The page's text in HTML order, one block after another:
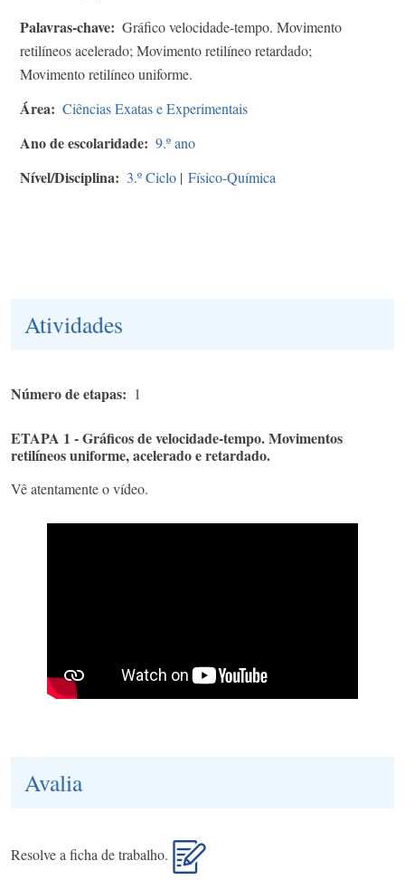
Palavras-chave
Gráfico velocidade-tempo. Movimento
retilíneos acelerado; Movimento retilíneo retardado;
Movimento retilíneo uniforme.
Área Ciências Exatas e Experimentais
Ano de escolaridade 9.º ano
Nível/Disciplina 3.º Ciclo | Físico-Química
Atividades
Número de etapas 1
ETAPA 1 - Gráficos de velocidade-tempo. Movimentos
retilíneos uniforme, acelerado e retardado.
Vê atentamente o vídeo.
Avalia
Resolve a ficha de trabalho.